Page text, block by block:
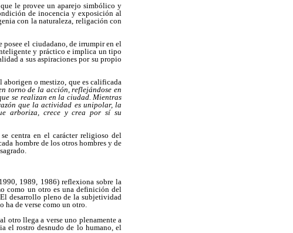
le provee un aparejo simbólico y
de inocencia y exposición al
con la naturaleza, religación con
el ciudadano, de irrumpir en el
y práctico e implica un tipo
a sus aspiraciones por su propio
o mestizo, que es calificada
torno de la acción, reflejándose en
se realizan en la ciudad. Mientras
que la actividad es unipolar, la
arboriza, crece y crea por sí su
centra en el carácter religioso del
hombre de los otros hombres y de
1989, 1986) reflexiona sobre la
como un otro es una definición del
desarrollo pleno de la subjetividad
ha de verse como un otro.
otro llega a verse uno plenamente a
el rostro desnudo de lo humano, el